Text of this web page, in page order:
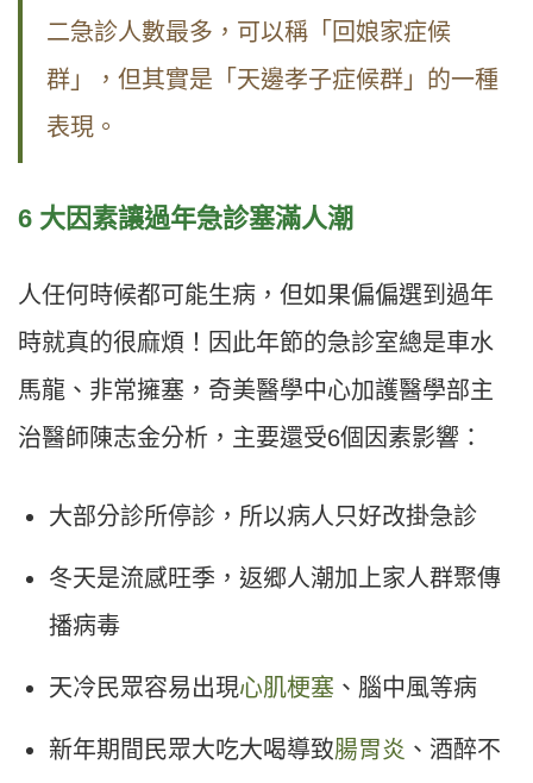
二急診人數最多，可以稱「回娘家症候
群」，但其實是「天邊孝子症候群」的一種
表現。
6 大因素讓過年急診塞滿人潮
人任何時候都可能生病，但如果偏偏選到過年
時就真的很麻煩！因此年節的急診室總是車水
馬龍、非常擁塞，奇美醫學中心加護醫學部主
治醫師陳志金分析，主要還受6個因素影響：
大部分診所停診，所以病人只好改掛急診
冬天是流感旺季，返郷人潮加上家人群聚傳
播病毒
天冷民眾容易出現心肌梗塞 、腦中風等病
新年期間民眾大吃大喝導致腸胃炎 、酒醉不